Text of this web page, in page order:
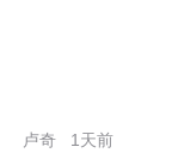
卢奇 1天前